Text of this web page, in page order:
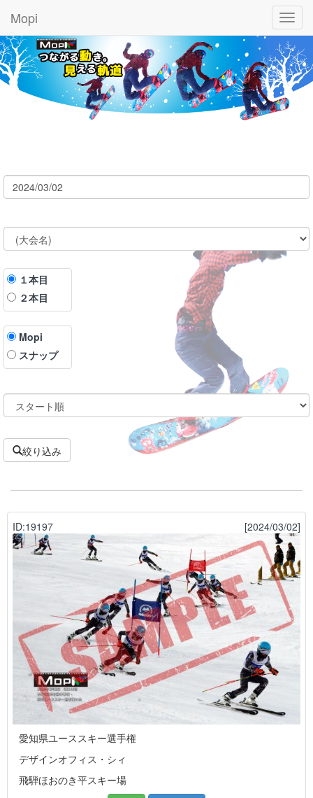
Mopi
１本目
２本目
Mopi
スナップ
絞り込み
ID:19197 [2024/03/02]
愛知県ユーススキー選手権
デザインオフィス・シィ
飛騨ほおのき平スキー場